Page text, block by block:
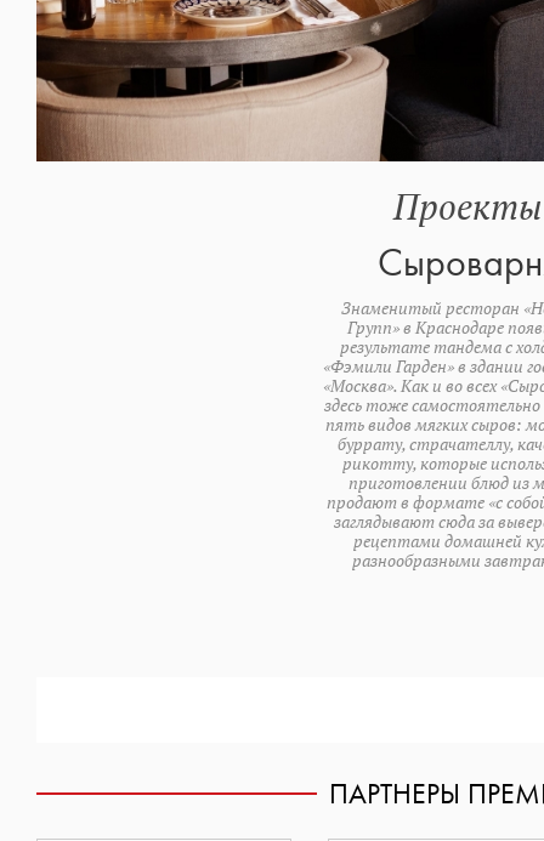
Проекты
Знаменитый ресторан
Групп» в Краснодаре
результате тандема с
«Фэмили Гарден» в здании
«Москва». Как и во всех
здесь тоже
пять видов мягких сыров:
буррату, страчателлу,
рикотту, которые
приготовлении блюд из
продают в формате «с
заглядывают сюда за
рецептами домашней
разнообразными
ПАРТНЕРЫ